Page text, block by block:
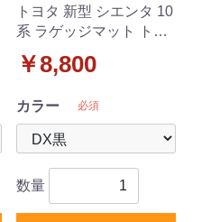
トヨタ 新型 シエンタ 10
系 ラゲッジマット トラ
DXシリーズ
￥8,800
カラー 必須
数量